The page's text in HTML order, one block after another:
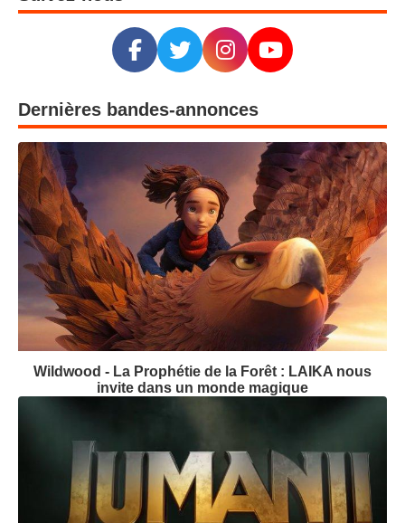
Dernières bandes-annonces
Wildwood - La Prophétie de la Forêt : LAIKA nous
invite dans un monde magique